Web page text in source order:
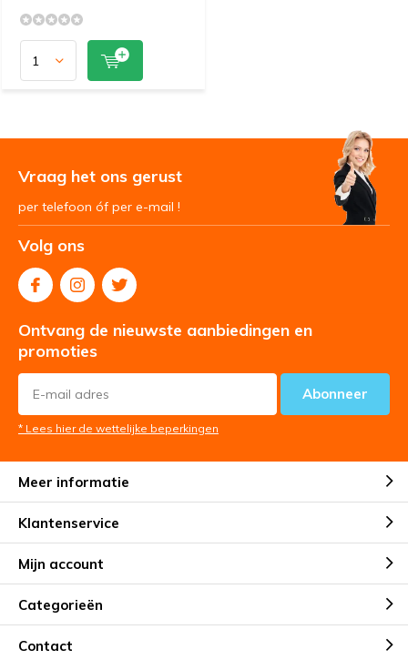
Vraag het ons gerust
per telefoon óf per e-mail !
Volg ons
Ontvang de nieuwste aanbiedingen en
promoties
Abonneer
* Lees hier de wettelijke beperkingen
Meer informatie
Klantenservice
Mijn account
Categorieën
Contact